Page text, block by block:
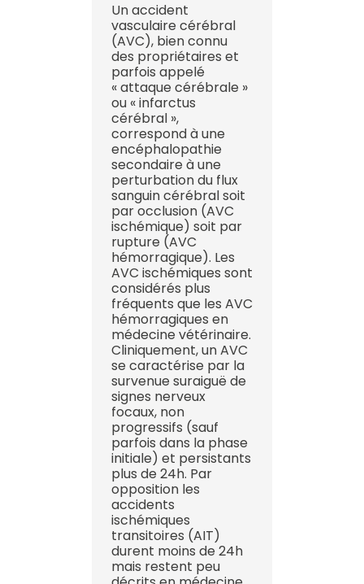
Un accident
vasculaire cérébral
(AVC), bien connu
des propriétaires et
parfois appelé
« attaque cérébrale »
ou « infarctus
cérébral »,
correspond à une
encéphalopathie
secondaire à une
perturbation du flux
sanguin cérébral soit
par occlusion (AVC
ischémique) soit par
rupture (AVC
hémorragique). Les
AVC ischémiques sont
considérés plus
fréquents que les AVC
hémorragiques en
médecine vétérinaire.
Cliniquement, un AVC
se caractérise par la
survenue suraiguë de
signes nerveux
focaux, non
progressifs (sauf
parfois dans la phase
initiale) et persistants
plus de 24h. Par
opposition les
accidents
ischémiques
transitoires (AIT)
durent moins de 24h
mais restent peu